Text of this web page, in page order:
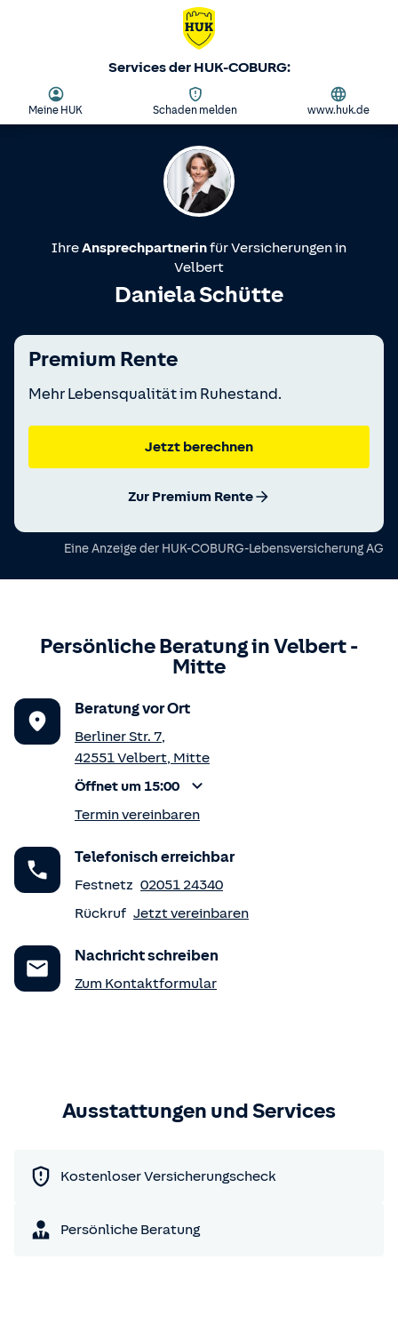
Services der HUK-COBURG:
Meine HUK Schaden melden www.huk.de
IhreAnsprechpartnerinfür Versicherungen in
Velbert
Daniela Schütte
Premium Rente
Mehr Lebensqualität im Ruhestand.
Jetzt berechnen
Zur Premium Rente
Eine Anzeige der HUK-COBURG-Lebensversicherung AG
Persönliche Beratung inVelbert-
Mitte
Beratung vor Ort
Berliner Str. 7,
42551Velbert, Mitte
Öffnet um 15:00
Termin vereinbaren
Telefonisch erreichbar
Festnetz 02051 24340
Rückruf Jetzt vereinbaren
Nachricht schreiben
Zum Kontaktformular
Ausstattungen und Services
Kostenloser Versicherungscheck
Persönliche Beratung